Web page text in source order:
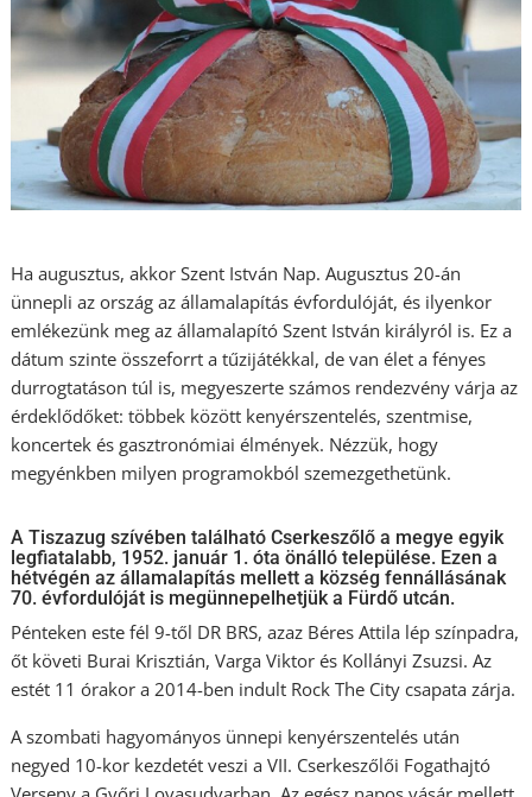
Ha augusztus, akkor Szent István Nap. Augusztus 20-án
ünnepli az ország az államalapítás évfordulóját, és ilyenkor
emlékezünk meg az államalapító Szent István királyról is. Ez a
dátum szinte összeforrt a tűzijátékkal, de van élet a fényes
durrogtatáson túl is, megyeszerte számos rendezvény várja az
érdeklődőket: többek között kenyérszentelés, szentmise,
koncertek és gasztronómiai élmények. Nézzük, hogy
megyénkben milyen programokból szemezgethetünk.
A Tiszazug szívében található Cserkeszőlő a megye egyik
legfiatalabb, 1952. január 1. óta önálló települése. Ezen a
hétvégén az államalapítás mellett a község fennállásának
70. évfordulóját is megünnepelhetjük a Fürdő utcán.
Pénteken este fél 9-től DR BRS, azaz Béres Attila lép színpadra,
őt követi Burai Krisztián, Varga Viktor és Kollányi Zsuzsi. Az
estét 11 órakor a 2014-ben indult Rock The City csapata zárja.
A szombati hagyományos ünnepi kenyérszentelés után
negyed 10-kor kezdetét veszi a VII. Cserkeszőlői Fogathajtó